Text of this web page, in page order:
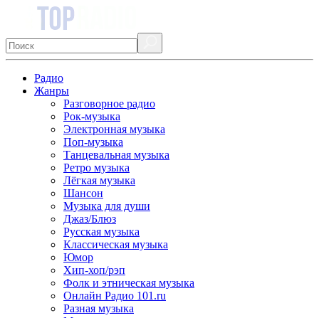
Радио
Жанры
Разговорное радио
Рок-музыка
Электронная музыка
Поп-музыка
Танцевальная музыка
Ретро музыка
Лёгкая музыка
Шансон
Музыка для души
Джаз/Блюз
Русская музыка
Классическая музыка
Юмор
Хип-хоп/рэп
Фолк и этническая музыка
Онлайн Радио 101.ru
Разная музыка